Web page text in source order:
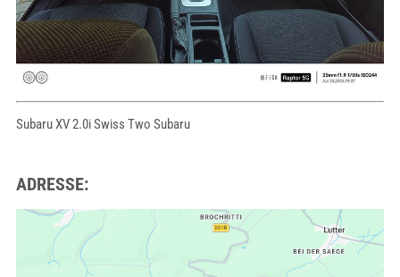
Subaru XV 2.0i Swiss Two Subaru
ADRESSE: